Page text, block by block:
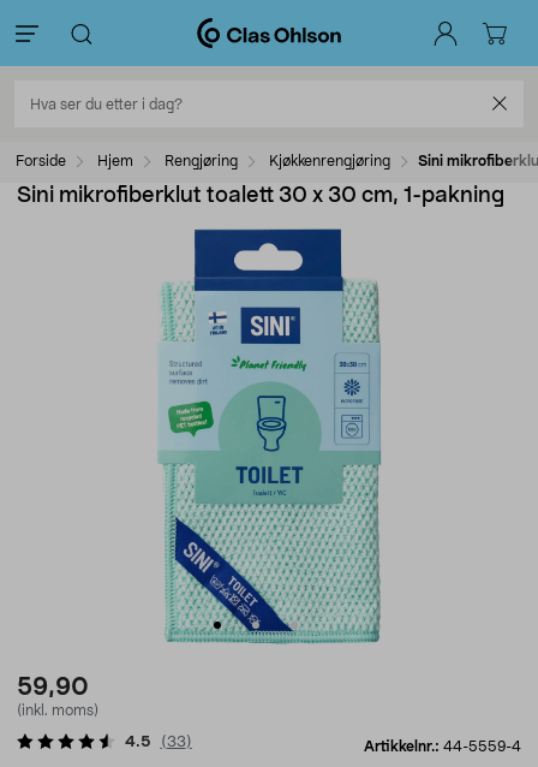
Forside Hjem Rengjøring Kjøkkenrengjøring Sini
Sini mikrofiberklut toalett 30 x 30 cm, 1-pakning
59,90
(inkl. moms)
Artikkelnr.: 44-5559-4
4.5 (33)